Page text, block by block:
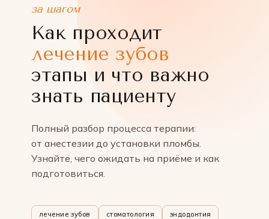
за шагом
Как проходит
лечение зубов
этапы и что важно
знать пациенту
Полный разбор процесса терапии:
от анестезии до установки пломбы.
Узнайте, чего ожидать на приёме и как
подготовиться.
лечение зубов стоматология эндодонтия